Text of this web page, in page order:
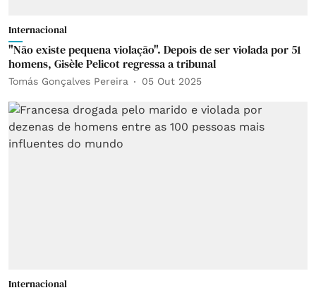
Internacional
"Não existe pequena violação". Depois de ser violada por 51
homens, Gisèle Pelicot regressa a tribunal
Tomás Gonçalves Pereira 05 Out 2025
Internacional